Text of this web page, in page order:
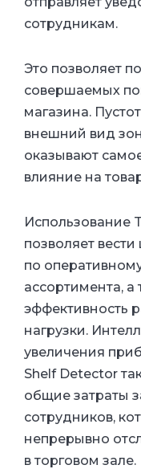
сотрудникам.
Это позволяет
совершаемых
магазина.
внешний вид
оказывают
влияние на
Использование
позволяет
по
ассортимента, а
эффективность
нагрузки.
увеличения
Shelf Detector
общие затраты
сотрудников,
непрерывно
в торговом зале.